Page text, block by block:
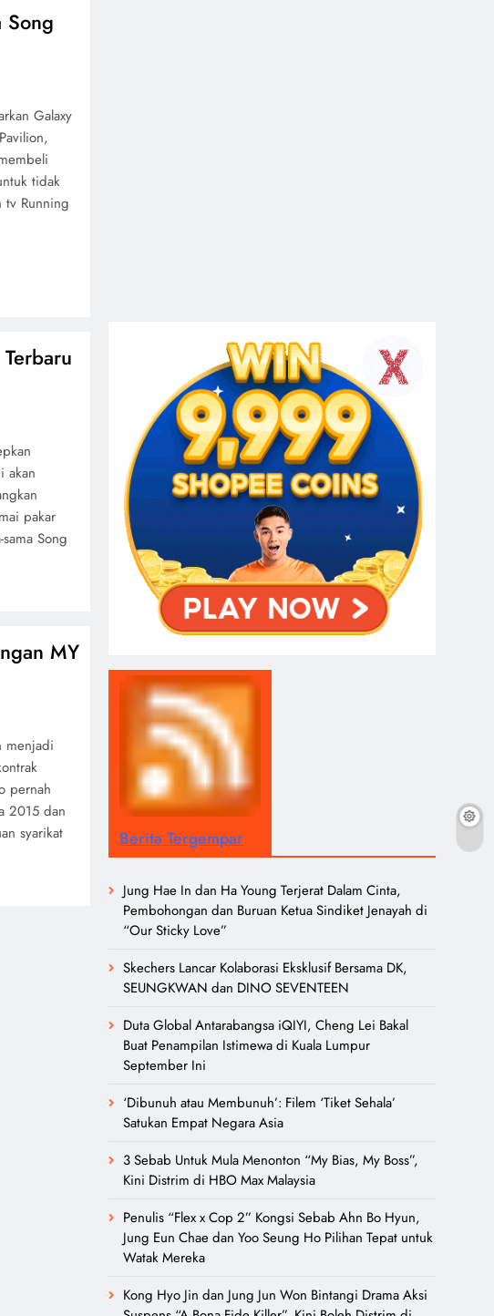
Song
Galaxy
tidak
tv Running
akan
pakar
Song
MY
menjadi
pernah
2015 dan
syarikat
Berita Tergempar
Jung Hae In dan Ha Young Terjerat Dalam Cinta,
Pembohongan dan Buruan Ketua Sindiket Jenayah di
“Our Sticky Love”
Skechers Lancar Kolaborasi Eksklusif Bersama DK,
SEUNGKWAN dan DINO SEVENTEEN
Duta Global Antarabangsa iQIYI, Cheng Lei Bakal
Buat Penampilan Istimewa di Kuala Lumpur
September Ini
‘Dibunuh atau Membunuh’: Filem ‘Tiket Sehala’
Satukan Empat Negara Asia
3 Sebab Untuk Mula Menonton “My Bias, My Boss”,
Kini Distrim di HBO Max Malaysia
Penulis “Flex x Cop 2” Kongsi Sebab Ahn Bo Hyun,
Jung Eun Chae dan Yoo Seung Ho Pilihan Tepat untuk
Watak Mereka
Kong Hyo Jin dan Jung Jun Won Bintangi Drama Aksi